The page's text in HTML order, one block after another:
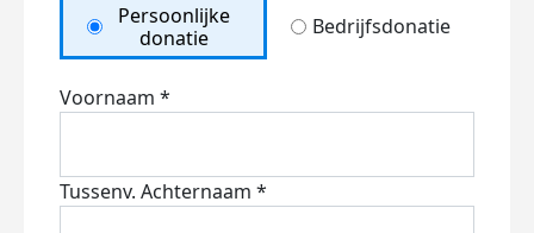
Persoonlijke
donatie
Bedrijfsdonatie
Voornaam *
Tussenv. Achternaam *